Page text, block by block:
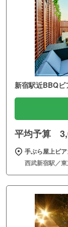
新宿駅近BBQ
平均予算
手ぶら屋上ビ
西武新宿駅／